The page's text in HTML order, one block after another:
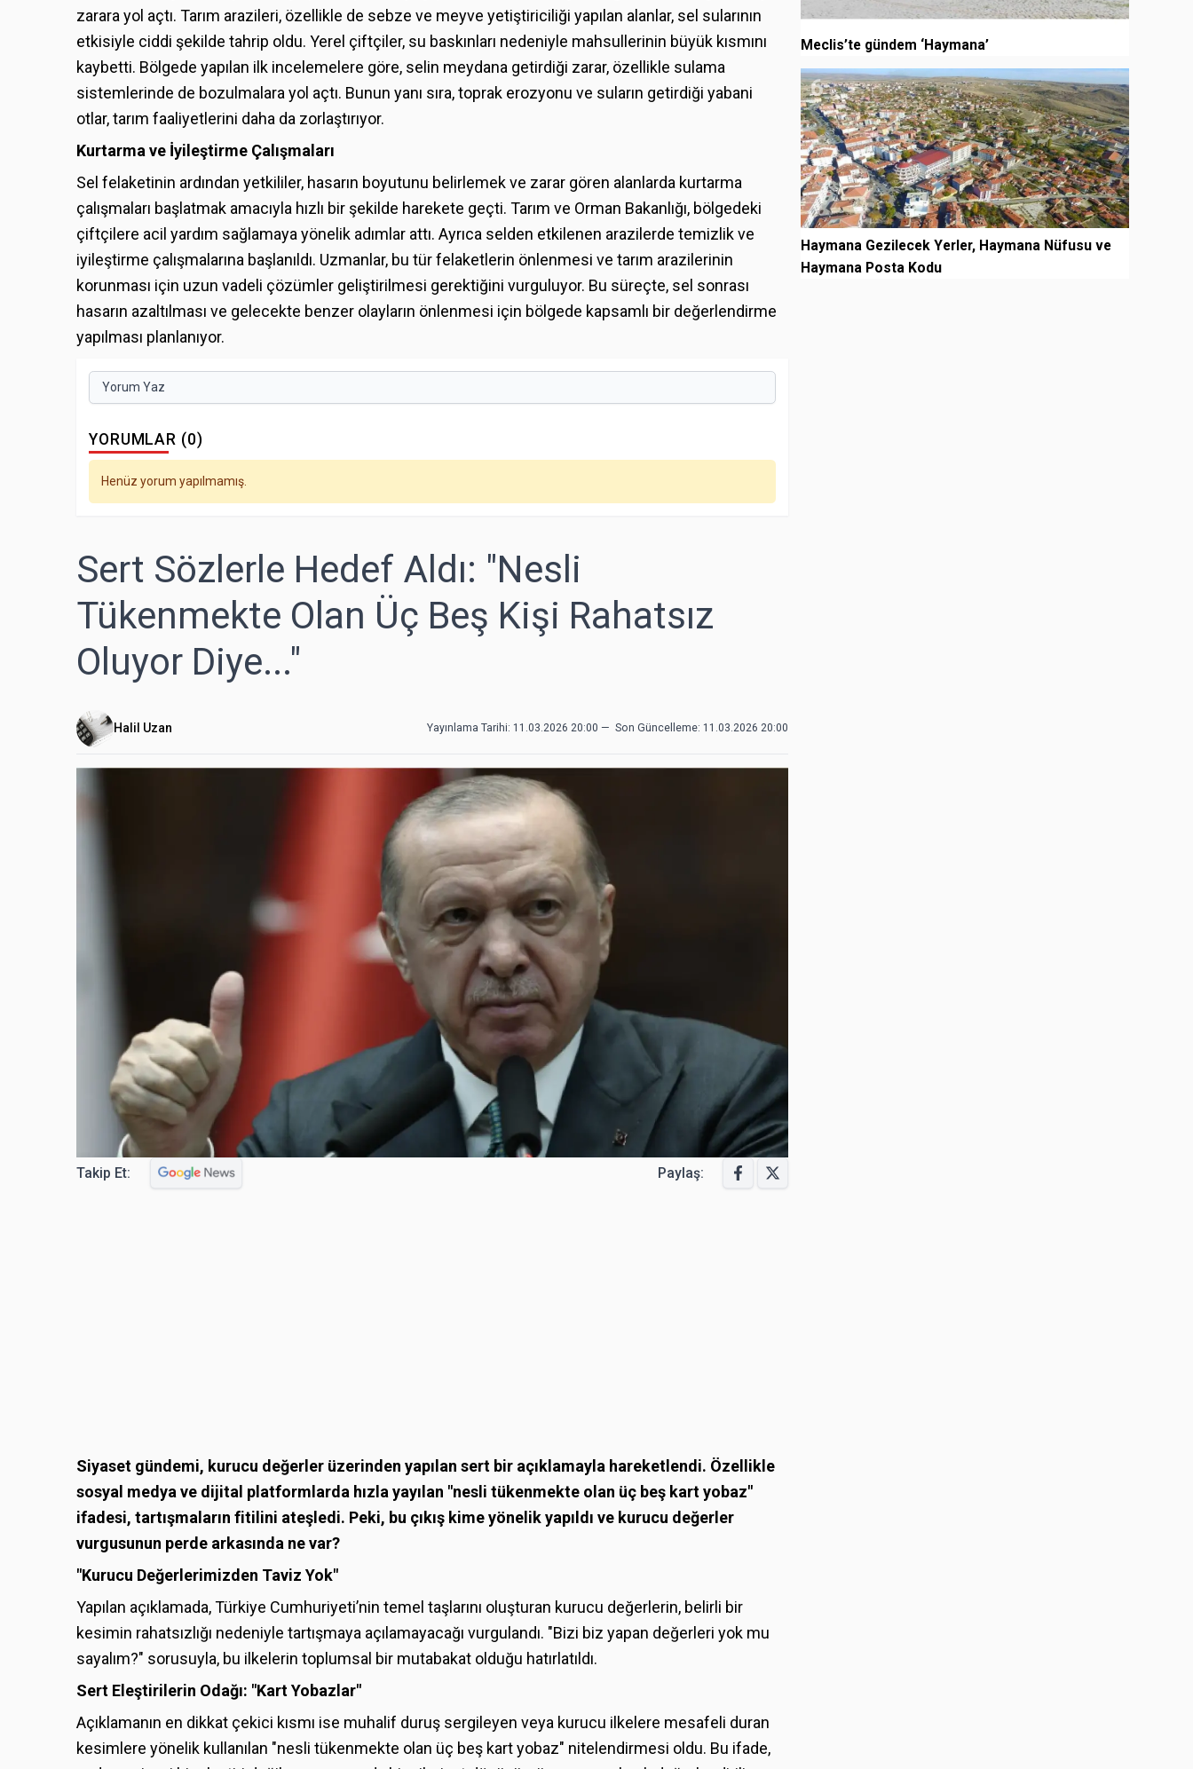
zarara yol açtı. Tarım arazileri, özellikle de sebze ve meyve yetiştiriciliği yapılan alanlar, sel sularının
etkisiyle ciddi şekilde tahrip oldu. Yerel çiftçiler, su baskınları nedeniyle mahsullerinin büyük kısmını
kaybetti. Bölgede yapılan ilk incelemelere göre, selin meydana getirdiği zarar, özellikle sulama
sistemlerinde de bozulmalara yol açtı. Bunun yanı sıra, toprak erozyonu ve suların getirdiği yabani
otlar, tarım faaliyetlerini daha da zorlaştırıyor.
Kurtarma ve İyileştirme Çalışmaları
Sel felaketinin ardından yetkililer, hasarın boyutunu belirlemek ve zarar gören alanlarda kurtarma
çalışmaları başlatmak amacıyla hızlı bir şekilde harekete geçti. Tarım ve Orman Bakanlığı, bölgedeki
çiftçilere acil yardım sağlamaya yönelik adımlar attı. Ayrıca selden etkilenen arazilerde temizlik ve
iyileştirme çalışmalarına başlanıldı. Uzmanlar, bu tür felaketlerin önlenmesi ve tarım arazilerinin
korunması için uzun vadeli çözümler geliştirilmesi gerektiğini vurguluyor. Bu süreçte, sel sonrası
hasarın azaltılması ve gelecekte benzer olayların önlenmesi için bölgede kapsamlı bir değerlendirme
yapılması planlanıyor.
Yorum Yaz
YORUMLAR (0)
Henüz yorum yapılmamış.
Sert Sözlerle Hedef Aldı: "Nesli
Tükenmekte Olan Üç Beş Kişi Rahatsız
Oluyor Diye..."
Halil Uzan Yayınlama Tarihi: 11.03.2026 20:00 — Son Güncelleme: 11.03.2026 20:00
Takip Et: Paylaş:
Siyaset gündemi, kurucu değerler üzerinden yapılan sert bir açıklamayla hareketlendi. Özellikle
sosyal medya ve dijital platformlarda hızla yayılan "nesli tükenmekte olan üç beş kart yobaz"
ifadesi, tartışmaların fitilini ateşledi. Peki, bu çıkış kime yönelik yapıldı ve kurucu değerler
vurgusunun perde arkasında ne var?
"Kurucu Değerlerimizden Taviz Yok"
Yapılan açıklamada, Türkiye Cumhuriyeti’nin temel taşlarını oluşturan kurucu değerlerin, belirli bir
kesimin rahatsızlığı nedeniyle tartışmaya açılamayacağı vurgulandı. "Bizi biz yapan değerleri yok mu
sayalım?" sorusuyla, bu ilkelerin toplumsal bir mutabakat olduğu hatırlatıldı.
Sert Eleştirilerin Odağı: "Kart Yobazlar"
Açıklamanın en dikkat çekici kısmı ise muhalif duruş sergileyen veya kurucu ilkelere mesafeli duran
kesimlere yönelik kullanılan "nesli tükenmekte olan üç beş kart yobaz" nitelendirmesi oldu. Bu ifade,
Meclis’te gündem ‘Haymana’
6
Haymana Gezilecek Yerler, Haymana Nüfusu ve
Haymana Posta Kodu